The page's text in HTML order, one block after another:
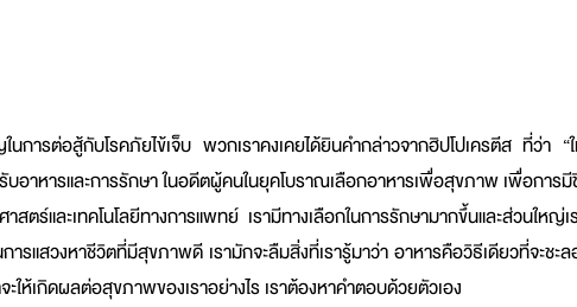
การต่อสู้กับโรคภัยไข้เจ็บ พวกเราคงเคยได้ยินคำกล่าวจากฮิปโปเครตีส ที่ว่า “ใ
บอาหารและการรักษา ในอดีตผู้คนในยุคโบราณเลือกอาหารเพื่อสุขภาพ เพื่อกา
สตร์และเทคโนโลยีทางการแพทย์ เรามีทางเลือกในการรักษามากขึ้นและส่วนให
ารแสวงหาชีวิตที่มีสุขภาพดี เรามักจะลืมสิ่งที่เรารู้มาว่า อาหารคือวิธีเดียวที่จะช
ะให้เกิดผลต่อสุขภาพของเราอย่างไร เราต้องหาคำตอบด้วยตัวเอง